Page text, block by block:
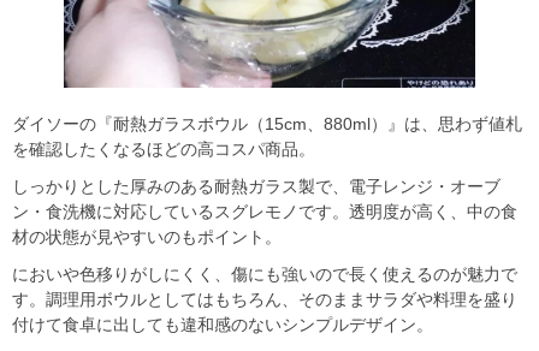
ダイソーの『耐熱ガラスボウル（15cm、880ml）』は、思わず値札
を確認したくなるほどの高コスパ商品。
しっかりとした厚みのある耐熱ガラス製で、電子レンジ・オーブ
ン・食洗機に対応しているスグレモノです。透明度が高く、中の食
材の状態が見やすいのもポイント。
においや色移りがしにくく、傷にも強いので長く使えるのが魅力で
す。調理用ボウルとしてはもちろん、そのままサラダや料理を盛り
付けて食卓に出しても違和感のないシンプルデザイン。